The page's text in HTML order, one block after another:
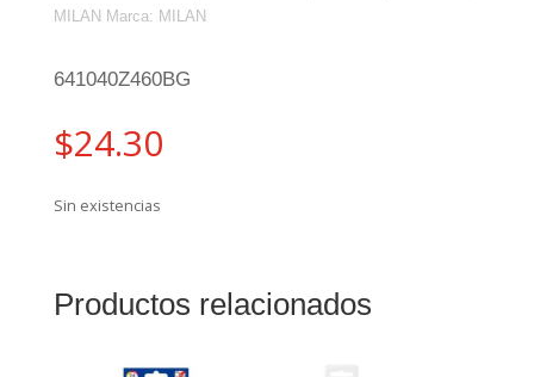
MILAN Marca: MILAN
641040Z460BG
$24.30
Sin existencias
Productos relacionados